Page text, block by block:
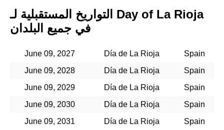
التواريخ المستقبلية لـ Day of La Rioja
في جميع البلدان
June 09, 2027 Día de La Rioja
Spain
June 09, 2028
Día de La Rioja
Spain
June 09, 2029
Día de La Rioja
Spain
June 09, 2030
Día de La Rioja
Spain
June 09, 2031
Día de La Rioja
Spain